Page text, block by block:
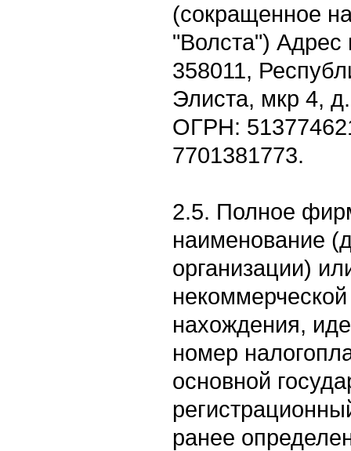
(сокращенное
"Волста") Адрес
358011,
Элиста, мкр 4,
ОГРН:
7701381773.
2.5. Полное
наименование
организации)
нахождения,
номер
основной
ранее